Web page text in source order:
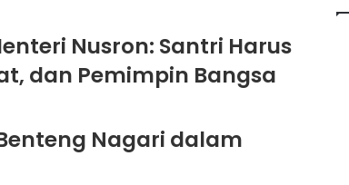
Nusron: Santri Harus
dan Pemimpin Bangsa
Nagari dalam